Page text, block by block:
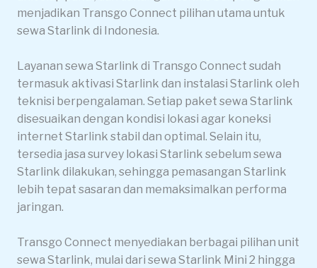
menjadikan Transgo Connect pilihan utama untuk
sewa Starlink di Indonesia.
Layanan sewa Starlink di Transgo Connect sudah
termasuk aktivasi Starlink dan instalasi Starlink oleh
teknisi berpengalaman. Setiap paket sewa Starlink
disesuaikan dengan kondisi lokasi agar koneksi
internet Starlink stabil dan optimal. Selain itu,
tersedia jasa survey lokasi Starlink sebelum sewa
Starlink dilakukan, sehingga pemasangan Starlink
lebih tepat sasaran dan memaksimalkan performa
jaringan.
Transgo Connect menyediakan berbagai pilihan unit
sewa Starlink, mulai dari sewa Starlink Mini 2 hingga